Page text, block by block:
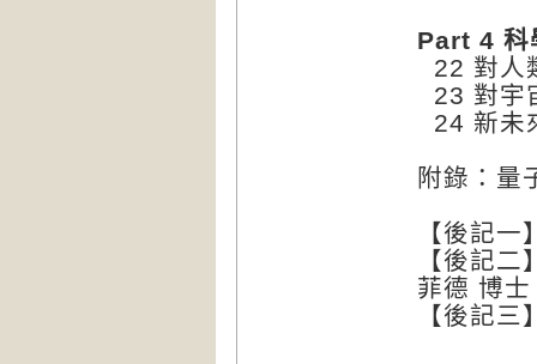
Part 4 科
22 對人
23 對宇
24 新未
附錄：量
【後記
【後記
菲德 博士
【後記